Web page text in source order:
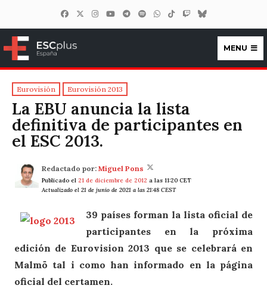
ESCplus España
MENU
Eurovisión Eurovisión 2013
La EBU anuncia la lista
definitiva de participantes en
el ESC 2013.
Redactado por: Miguel Pons
Publicado el 21 de diciembre de 2012 a las 11:20 CET
Actualizado el 21 de junio de 2021 a las 21:48 CEST
39 países forman la lista oficial de
participantes en la próxima
edición de Eurovision 2013 que se celebrará en
Malmö tal i como han informado en la página
oficial del certamen.